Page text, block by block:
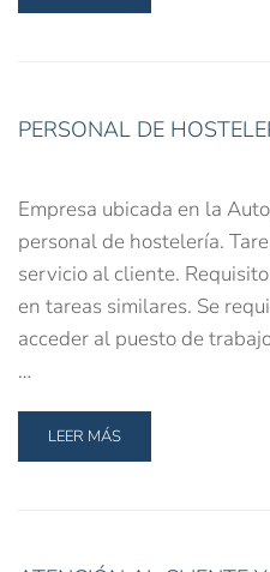
PERSONAL DE
Empresa ubicada en la
personal de hostelería.
servicio al cliente.
en tareas similares. Se
acceder al puesto de
…
LEER MÁS